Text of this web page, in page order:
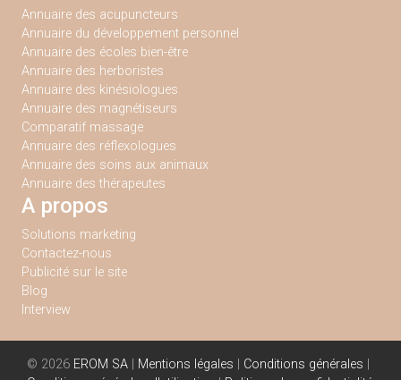
Annuaire des acupuncteurs
Annuaire du développement personnel
Annuaire des écoles bien-être
Annuaire des herboristes
Annuaire des kinésiologues
Annuaire des magnétiseurs
Comparatif massage
Annuaire des réflexologues
Annuaire des soins aux animaux
Annuaire des thérapeutes
A propos
Solutions marketing
Contactez-nous
Publicité sur le site
Blog
Interview
© 2026 EROM SA Mentions légales Conditions générales